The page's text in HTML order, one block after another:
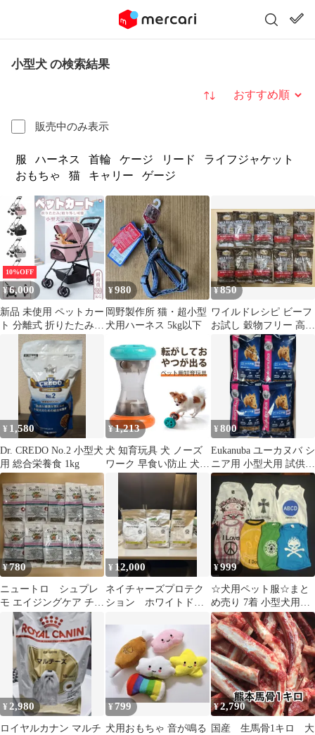
小型犬 の検索結果
販売中のみ表示
並び替え
服 ハーネス 首輪 ケージ リード
ライフジャケット
おもちゃ
猫 キャリー ゲージ
10%OFF
¥6,000
新品 未使用 ペットカー
ト 分離式 折りたたみ式
取り外し可能 小型犬 中
型犬 猫 犬 コーキ 4輪
ペット 介護用 お出かけ
¥980
岡野製作所 猫・超小型
犬用ハーネス 5kg以下
¥850
ワイルドレシピ ビーフ
お試し 穀物フリー 高タ
ンパク ドッグフード サ
ンプル
¥ 1,580
Dr. CREDO No.2 小型犬
用 総合栄養食 1kg
¥1,213
犬 知育玩具 犬 ノーズ
ワーク 早食い防止 犬
ペット用おやつ漏れ玩
具 ダンベル型 ローリン
グ式 犬 猫用 フードデ
ィスペンサー 静音ロー
ラー付き
¥800
Eukanuba ユーカヌバ シ
ニア用 小型犬用 試供品
100g×4袋
¥780
ニュートロ シュプレ
モ エイジングケア チキ
ン シニア お試し サン
プル 犬
¥ 12,000
ネイチャーズプロテク
ション ホワイトドッ
¥999
☆犬用ペット服☆まと
め売り 7着 小型犬用
Ssize位
¥ 2,980
ロイヤルカナン マルチ
¥799
犬用おもちゃ 音が鳴る
¥2,790
国産 生馬骨1キロ 大